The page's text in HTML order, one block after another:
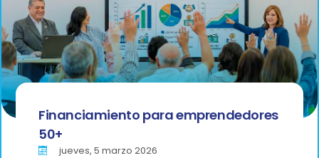
Financiamiento para emprendedores
50+
jueves, 5 marzo 2026